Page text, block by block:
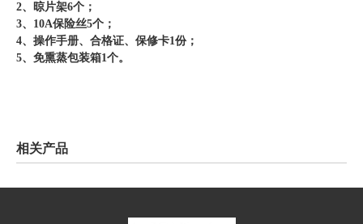
2、晾片架6个；
3、10A保险丝5个；
4、操作手册、合格证、保修卡1份；
5、免熏蒸包装箱1个。
相关产品